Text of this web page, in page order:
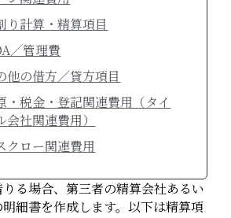
り計算・精算項目
／管理費
他の借方／貸方項目
・税金・登記関連費用（タイ
会社関連費用）
クロー関連費用
る場合、第三者の精算会社あるい
細書を作成します。以下は精算項